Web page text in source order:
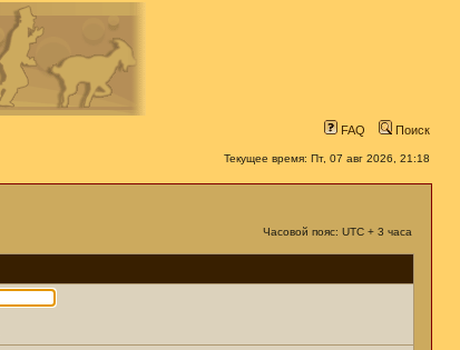
FAQ Поиск
Текущее время: Пт, 07 авг 2026, 21:18
Часовой пояс: UTC + 3 часа